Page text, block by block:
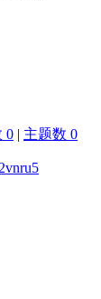
0 | 主题数 0